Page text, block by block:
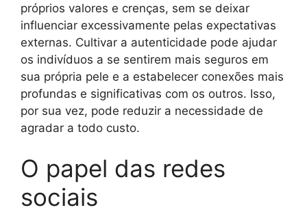
próprios valores e crenças, sem se deixar
influenciar excessivamente pelas expectativas
externas. Cultivar a autenticidade pode ajudar
os indivíduos a se sentirem mais seguros em
sua própria pele e a estabelecer conexões mais
profundas e significativas com os outros. Isso,
por sua vez, pode reduzir a necessidade de
agradar a todo custo.
O papel das redes
sociais